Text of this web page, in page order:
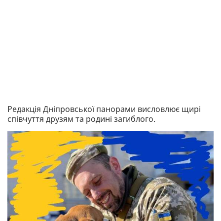
Редакція Дніпровської панорами висловлює щирі
співчуття друзям та родині загиблого.